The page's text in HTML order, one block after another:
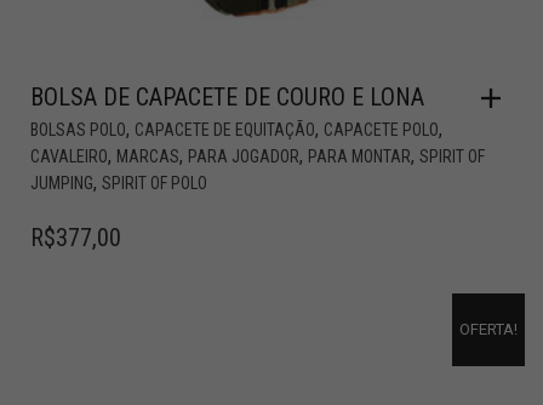
BOLSA DE CAPACETE DE COURO E LONA
BOLSAS POLO, CAPACETE DE EQUITAÇÃO, CAPACETE POLO,
CAVALEIRO, MARCAS, PARA JOGADOR, PARA MONTAR, SPIRIT OF
JUMPING, SPIRIT OF POLO
R$377,00
OFERTA!